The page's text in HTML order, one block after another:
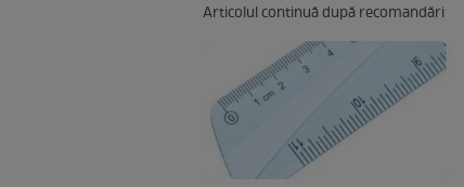
Articolul continuă după recomandări